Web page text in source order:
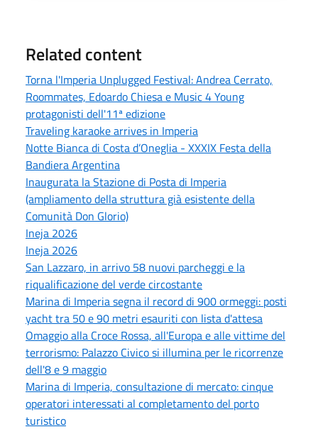
Related content
Torna l'Imperia Unplugged Festival: Andrea Cerrato,
Roommates, Edoardo Chiesa e Music 4 Young
protagonisti dell'11ª edizione
Traveling karaoke arrives in Imperia
Notte Bianca di Costa d’Oneglia - XXXIX Festa della
Bandiera Argentina
Inaugurata la Stazione di Posta di Imperia
(ampliamento della struttura già esistente della
Comunità Don Glorio)
Ineja 2026
Ineja 2026
San Lazzaro, in arrivo 58 nuovi parcheggi e la
riqualificazione del verde circostante
Marina di Imperia segna il record di 900 ormeggi: posti
yacht tra 50 e 90 metri esauriti con lista d'attesa
Omaggio alla Croce Rossa, all'Europa e alle vittime del
terrorismo: Palazzo Civico si illumina per le ricorrenze
dell'8 e 9 maggio
Marina di Imperia, consultazione di mercato: cinque
operatori interessati al completamento del porto
turistico